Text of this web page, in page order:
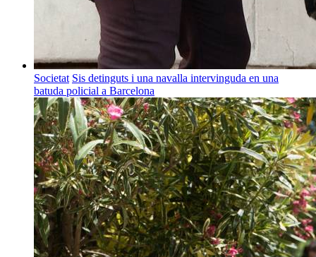
Societat Sis detinguts i una navalla intervinguda en una
batuda policial a Barcelona